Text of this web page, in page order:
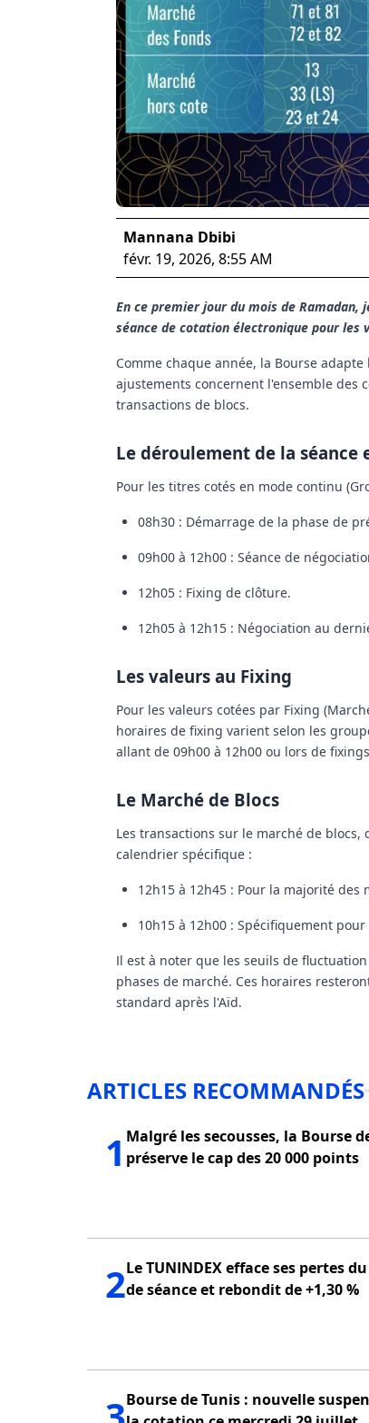
Mannana Dbibi
févr. 19, 2026, 8:55 AM
En ce premier jour du mois de Ramadan,
séance de cotation électronique pour
Comme chaque année, la Bourse
ajustements concernent l'ensemble des
transactions de blocs.
Le déroulement de la séance
Pour les titres cotés en mode continu
08h30 : Démarrage de la phase de
09h00 à 12h00 : Séance de
12h05 : Fixing de clôture.
12h05 à 12h15 : Négociation au
Les valeurs au Fixing
Pour les valeurs cotées par Fixing
horaires de fixing varient selon les
allant de 09h00 à 12h00 ou lors de
Le Marché de Blocs
Les transactions sur le marché de
calendrier spécifique :
12h15 à 12h45 : Pour la majorité des
10h15 à 12h00 : Spécifiquement
Il est à noter que les seuils de
phases de marché. Ces horaires
standard après l'Aïd.
ARTICLES RECOMMANDÉS
1 Malgré les secousses, la Bourse
préserve le cap des 20 000 points
2Le TUNINDEX efface ses pertes
de séance et rebondit de +1,30 %
Bourse de Tunis : nouvelle